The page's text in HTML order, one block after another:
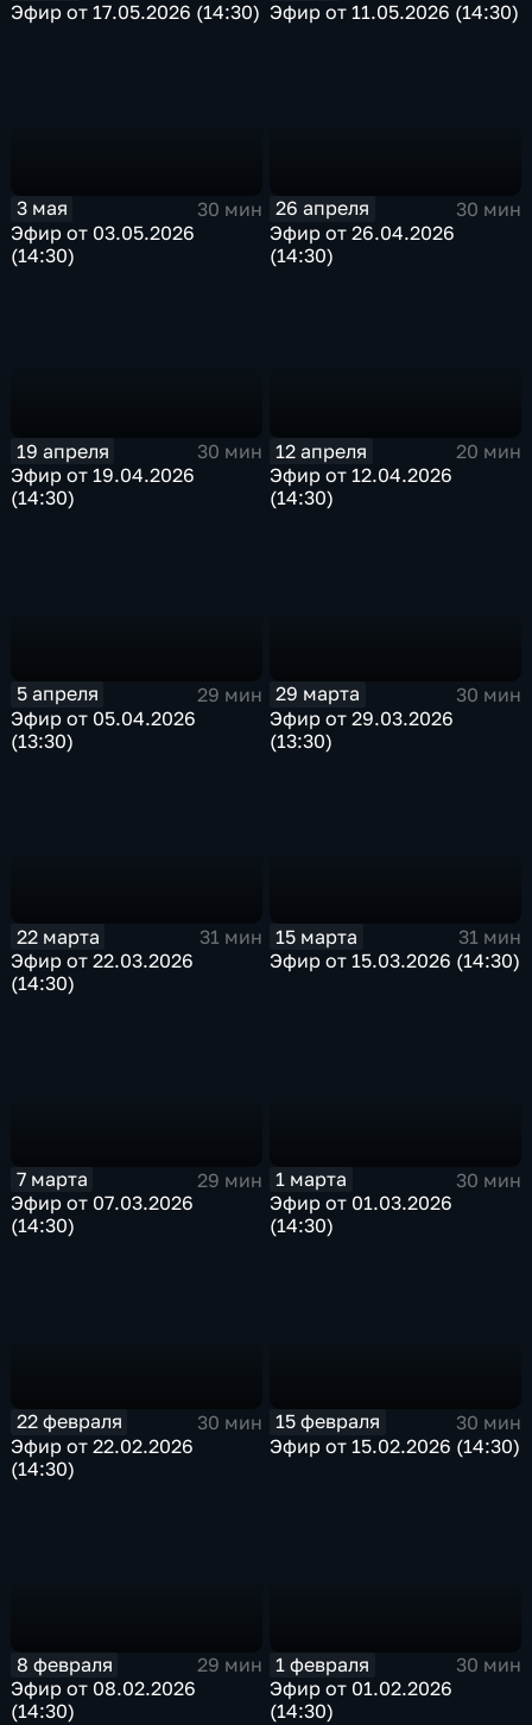
Эфир от 17.05.2026 (14:30) Эфир от 11.05.2026 (14:30)
3 мая
30 мин
Эфир от 03.05.2026
(14:30)
26 апреля
30 мин
Эфир от 26.04.2026
(14:30)
19 апреля
30 мин
Эфир от 19.04.2026
(14:30)
12 апреля
20 мин
Эфир от 12.04.2026
(14:30)
5 апреля
29 мин
Эфир от 05.04.2026
(13:30)
29 марта
30 мин
Эфир от 29.03.2026
(13:30)
22 марта
31 мин
Эфир от 22.03.2026
(14:30)
15 марта
31 мин
Эфир от 15.03.2026 (14:30)
7 марта
29 мин
Эфир от 07.03.2026
(14:30)
1 марта
30 мин
Эфир от 01.03.2026
(14:30)
22 февраля
30 мин
Эфир от 22.02.2026
(14:30)
15 февраля
30 мин
Эфир от 15.02.2026 (14:30)
8 февраля
29 мин
Эфир от 08.02.2026
(14:30)
1 февраля
30 мин
Эфир от 01.02.2026
(14:30)